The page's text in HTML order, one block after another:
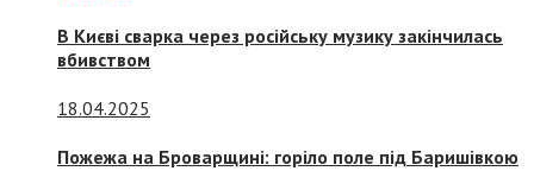
В Києві сварка через російську музику закінчилась
вбивством
18.04.2025
Пожежа на Броварщині: горіло поле під Баришівкою